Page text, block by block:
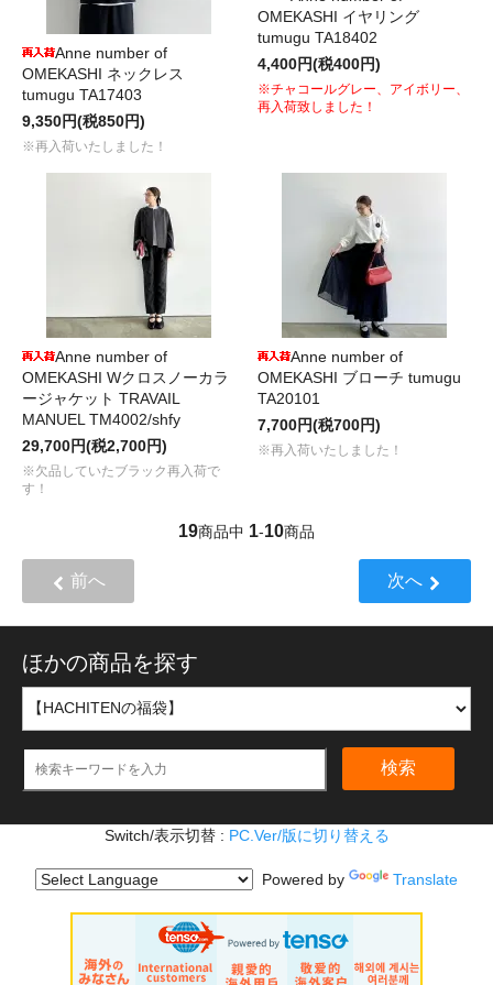
Anne number of
OMEKASHI ネックレス
tumugu TA17403
9,350円(税850円)
※再入荷いたしました！
OMEKASHI イヤリング
tumugu TA18402
4,400円(税400円)
※チャコールグレー、アイボリー、
再入荷致しました！
Anne number of
OMEKASHI Wクロスノーカラ
ージャケット TRAVAIL
MANUEL TM4002/shfy
29,700円(税2,700円)
※欠品していたブラック再入荷で
す！
Anne number of
OMEKASHI ブローチ tumugu
TA20101
7,700円(税700円)
※再入荷いたしました！
19商品中 1-10商品
前へ 次へ
ほかの商品を探す
検索
Switch/表示切替 : PC.Ver/版に切り替える
Powered by Translate